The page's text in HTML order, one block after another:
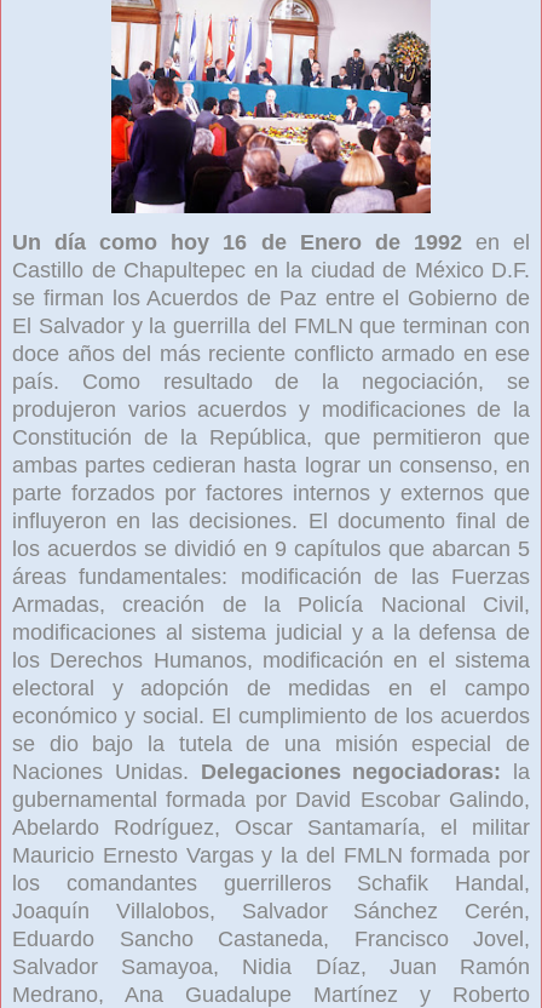
Un día como hoy 16 de Enero de 1992 en el
Castillo de Chapultepec en la ciudad de México D.F.
se firman los Acuerdos de Paz entre el Gobierno de
El Salvador y la guerrilla del FMLN que terminan con
doce años del más reciente conflicto armado en ese
país. Como resultado de la negociación, se
produjeron varios acuerdos y modificaciones de la
Constitución de la República, que permitieron que
ambas partes cedieran hasta lograr un consenso, en
parte forzados por factores internos y externos que
influyeron en las decisiones. El documento final de
los acuerdos se dividió en 9 capítulos que abarcan 5
áreas fundamentales: modificación de las Fuerzas
Armadas, creación de la Policía Nacional Civil,
modificaciones al sistema judicial y a la defensa de
los Derechos Humanos, modificación en el sistema
electoral y adopción de medidas en el campo
económico y social. El cumplimiento de los acuerdos
se dio bajo la tutela de una misión especial de
Naciones Unidas. Delegaciones negociadoras: la
gubernamental formada por David Escobar Galindo,
Abelardo Rodríguez, Oscar Santamaría, el militar
Mauricio Ernesto Vargas y la del FMLN formada por
los comandantes guerrilleros Schafik Handal,
Joaquín Villalobos, Salvador Sánchez Cerén,
Eduardo Sancho Castaneda, Francisco Jovel,
Salvador Samayoa, Nidia Díaz, Juan Ramón
Medrano, Ana Guadalupe Martínez y Roberto